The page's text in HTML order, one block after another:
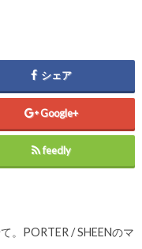
シェア
Google+
feedly
。PORTER / SHEENのマ